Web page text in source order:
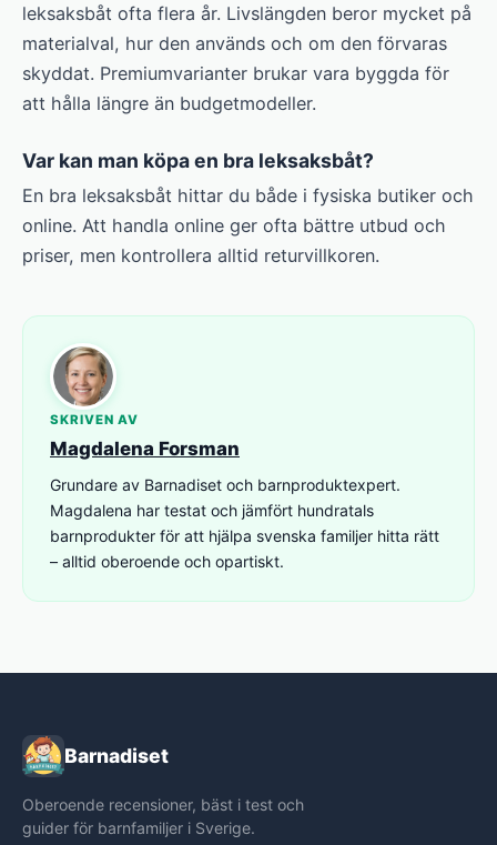
leksaksbåt ofta flera år. Livslängden beror mycket på
materialval, hur den används och om den förvaras
skyddat. Premium­varianter brukar vara byggda för
att hålla längre än budgetmodeller.
Var kan man köpa en bra leksaksbåt?
En bra leksaksbåt hittar du både i fysiska butiker och
online. Att handla online ger ofta bättre utbud och
priser, men kontrollera alltid returvillkoren.
SKRIVEN AV
Magdalena Forsman
Grundare av Barnadiset och barnproduktexpert.
Magdalena har testat och jämfört hundratals
barnprodukter för att hjälpa svenska familjer hitta rätt
– alltid oberoende och opartiskt.
Barnadiset
Oberoende recensioner, bäst i test och
guider för barnfamiljer i Sverige.